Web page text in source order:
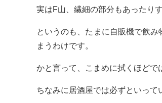
実はF山、繊細の部分もあったりす
というのも、たまに自販機で飲
まうわけです。
かと言って、こまめに拭くほどで
ちなみに居酒屋では必ずといって